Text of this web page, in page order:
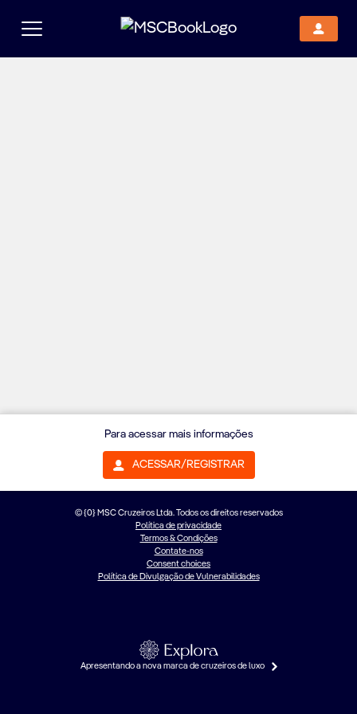
© {0} MSC Cruzeiros Ltda. Todos os direitos reservados
Política de privacidade
Termos & Condições
Contate-nos
Consent choices
Política de Divulgação de Vulnerabilidades
Apresentando a nova marca de cruzeiros de luxo
Para acessar mais informações
ACESSAR/REGISTRAR